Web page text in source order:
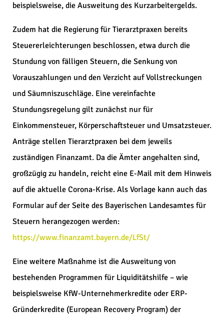
beispielsweise, die Ausweitung des Kurzarbeitergelds.
Zudem hat die Regierung für Tierarztpraxen bereits
Steuererleichterungen beschlossen, etwa durch die
Stundung von fälligen Steuern, die Senkung von
Vorauszahlungen und den Verzicht auf Vollstreckungen
und Säumniszuschläge. Eine vereinfachte
Stundungsregelung gilt zunächst nur für
Einkommensteuer, Körperschaftsteuer und Umsatzsteuer.
Anträge stellen Tierarztpraxen bei dem jeweils
zuständigen Finanzamt. Da die Ämter angehalten sind,
großzügig zu handeln, reicht eine E-Mail mit dem Hinweis
auf die aktuelle Corona-Krise. Als Vorlage kann auch das
Formular auf der Seite des Bayerischen Landesamtes für
Steuern herangezogen werden:
https://www.finanzamt.bayern.de/LfSt/
Eine weitere Maßnahme ist die Ausweitung von
bestehenden Programmen für Liquiditätshilfe – wie
beispielsweise KfW-Unternehmerkredite oder ERP-
Gründerkredite (European Recovery Program) der